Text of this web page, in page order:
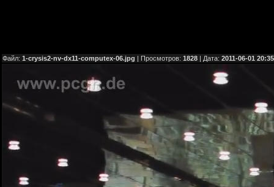
Файл: 1-crysis2-nv-dx11-computex-06.jpg | Просмотров: 1828 | Дата: 2011-06-01 20:35